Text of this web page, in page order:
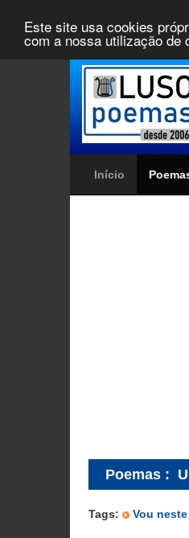
Este site usa cookies
com a nossa utilização de
Início
Poemas :
Tags: Vou